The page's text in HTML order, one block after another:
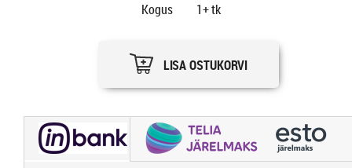
Kogus
1+tk
LISA OSTUKORVI